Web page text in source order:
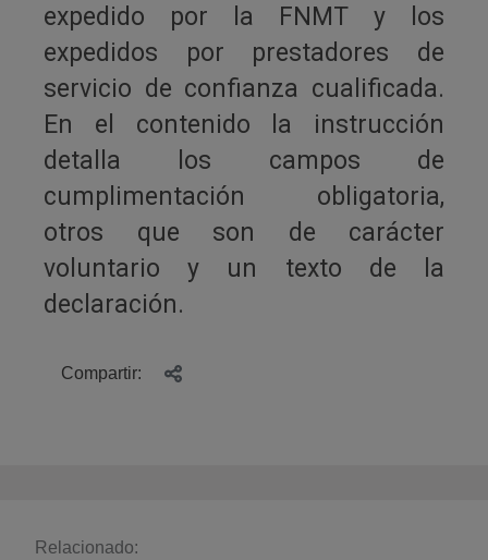
expedido por la FNMT y los
expedidos por prestadores de
servicio de confianza cualificada.
En el contenido la instrucción
detalla los campos de
cumplimentación obligatoria,
otros que son de carácter
voluntario y un texto de la
declaración.
Compartir:
Relacionado: